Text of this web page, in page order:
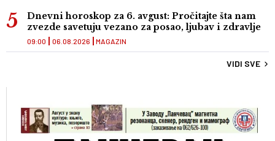
Dnevni horoskop za 6. avgust: Pročitajte šta nam
zvezde savetuju vezano za posao, ljubav i zdravlje
MAGAZIN
09:00 06.08.2026
VIDI SVE